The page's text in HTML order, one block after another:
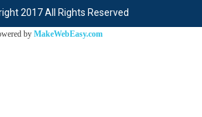
2017 All Rights Reserved
by MakeWebEasy.com